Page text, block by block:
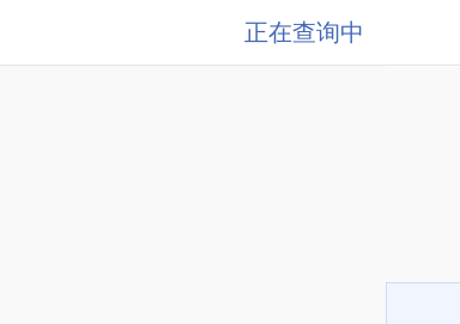
正在查询中